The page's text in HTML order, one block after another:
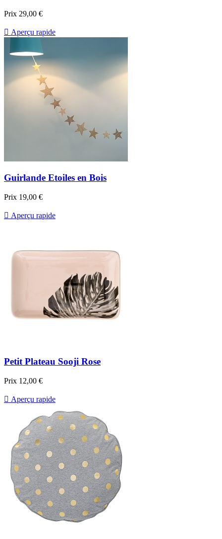
Prix 29,00 €
 Aperçu rapide
Guirlande Etoiles en Bois
Prix 19,00 €
 Aperçu rapide
Petit Plateau Sooji Rose
Prix 12,00 €
 Aperçu rapide